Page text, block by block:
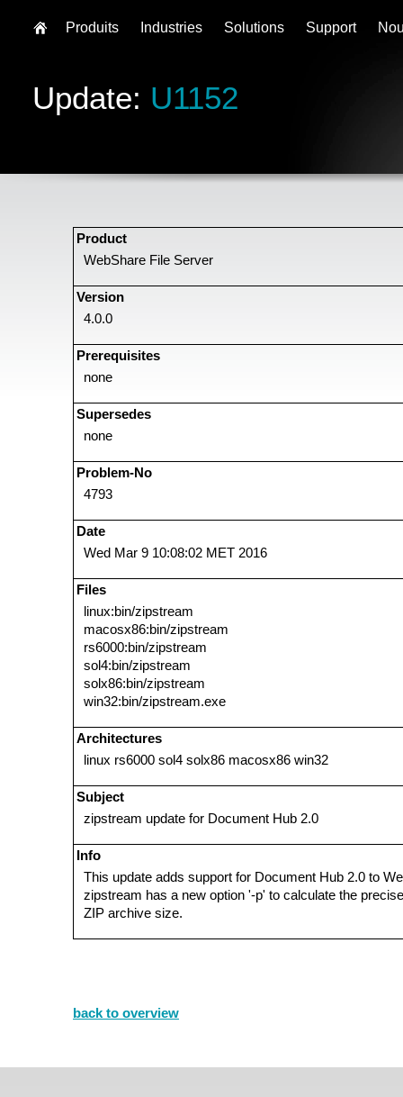
Update: U1152
Product
WebShare File Server
Version
4.0.0
Prerequisites
none
Supersedes
none
Problem-No
4793
Date
Wed Mar 9 10:08:02 MET 2016
Files
linux:bin/zipstream
macosx86:bin/zipstream
rs6000:bin/zipstream
sol4:bin/zipstream
solx86:bin/zipstream
win32:bin/zipstream.exe
Architectures
linux rs6000 sol4 solx86 macosx86 win32
Subject
zipstream update for Document Hub 2.0
Info
This update adds support for Document Hub 2.0 to
zipstream has a new option '-p' to calculate the precise
ZIP archive size.
back to overview
Produits Industries Solutions Support